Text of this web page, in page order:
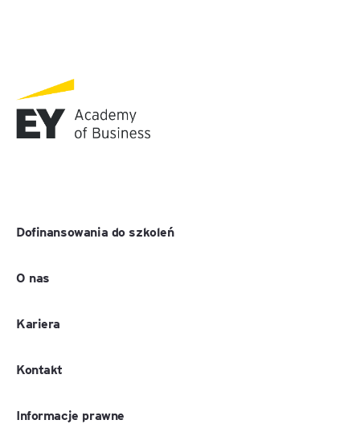
Dofinansowania do szkoleń
O nas
Kariera
Kontakt
Informacje prawne